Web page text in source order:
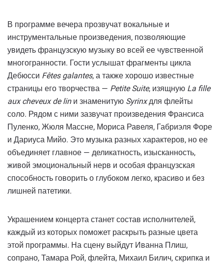
В программе вечера прозвучат вокальные и
инструментальные произведения, позволяющие
увидеть французскую музыку во всей ее чувственной
многогранности. Гости услышат фрагменты цикла
Дебюсси Fêtes galantes, а также хорошо известные
страницы его творчества — Petite Suite, изящную La fille
aux cheveux de linи знаменитую Syrinxдля флейты
соло. Рядом с ними зазвучат произведения Франсиса
Пуленко, Жюля Массне, Мориса Равеля, Габриэля Форе
и Дариуса Мийо. Это музыка разных характеров, но ее
объединяет главное — деликатность, изысканность,
живой эмоциональный нерв и особая французская
способность говорить о глубоком легко, красиво и без
лишней патетики.
Украшением концерта станет состав исполнителей,
каждый из которых поможет раскрыть разные цвета
этой программы. На сцену выйдут Иванна Плиш,
сопрано, Тамара Рой, флейта, Михаил Билич, скрипка и